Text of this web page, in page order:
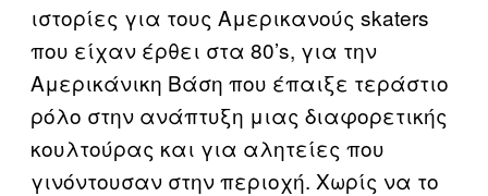
ιστορίες για τους Αμερικανούς skaters
που είχαν έρθει στα 80’s, για την
Αμερικάνικη Βάση που έπαιξε τεράστιο
ρόλο στην ανάπτυξη μιας διαφορετικής
κουλτούρας και για αλητείες που
γινόντουσαν στην περιοχή. Χωρίς να το